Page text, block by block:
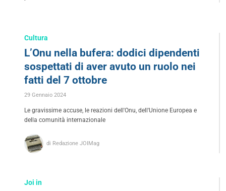
Cultura
L’Onu nella bufera: dodici dipendenti
sospettati di aver avuto un ruolo nei
fatti del 7 ottobre
29 Gennaio 2024
Le gravissime accuse, le reazioni dell'Onu, dell'Unione Europea e
della comunità internazionale
di Redazione JOIMag
Joi in